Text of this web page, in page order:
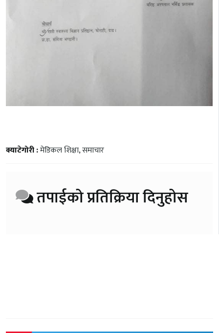
क्याटेगोरी :मेडिकल शिक्षा,समाचार
तपाईको प्रतिक्रिया दिनुहोस